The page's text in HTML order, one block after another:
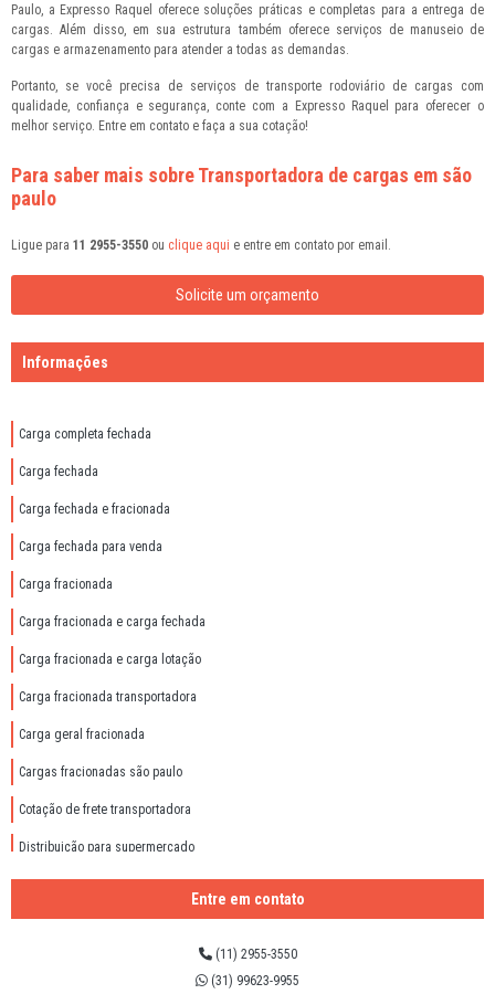
Paulo, a Expresso Raquel oferece soluções práticas e completas para a entrega de
cargas. Além disso, em sua estrutura também oferece serviços de manuseio de
cargas e armazenamento para atender a todas as demandas.
Portanto, se você precisa de serviços de transporte rodoviário de cargas com
qualidade, confiança e segurança, conte com a Expresso Raquel para oferecer o
melhor serviço. Entre em contato e faça a sua cotação!
Para saber mais sobre Transportadora de cargas em são
paulo
Ligue para 11 2955-3550 ou clique aqui e entre em contato por email.
Solicite um orçamento
Informações
Carga completa fechada
Carga fechada
Carga fechada e fracionada
Carga fechada para venda
Carga fracionada
Carga fracionada e carga fechada
Carga fracionada e carga lotação
Carga fracionada transportadora
Carga geral fracionada
Cargas fracionadas são paulo
Cotação de frete transportadora
Distribuição para supermercado
Empresa de logística e transporte
Entre em contato
(11) 2955-3550
(31) 99623-9955